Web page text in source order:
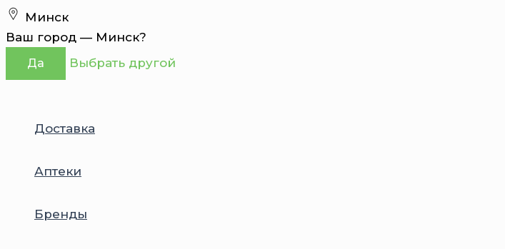
Перейти
к
содержимому
Минск
Ваш город — Минск?
Да Выбрать другой
Доставка
Аптеки
Бренды